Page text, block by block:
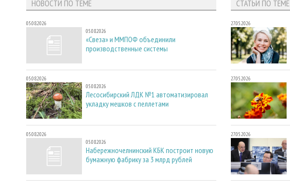
НОВОСТИ ПО ТЕМЕ
05.08.2026
05.08.2026
«Свеза» и ММПОФ объединили
производственные системы
05.08.2026
05.08.2026
Лесосибирский ЛДК №1 автоматизировал
укладку мешков с пеллетами
05.08.2026
05.08.2026
Набережночелнинский КБК построит новую
бумажную фабрику за 3 млрд рублей
СТАТЬИ ПО ТЕМЕ
27.05.2026
27.05.2026
27.05.2026